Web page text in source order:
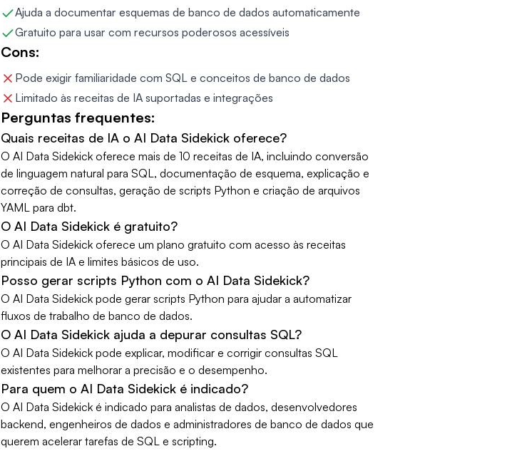
Ajuda a documentar esquemas de banco de dados automaticamente
Gratuito para usar com recursos poderosos acessíveis
Cons:
Pode exigir familiaridade com SQL e conceitos de banco de dados
Limitado às receitas de IA suportadas e integrações
Perguntas frequentes:
Quais receitas de IA o AI Data Sidekick oferece?
O AI Data Sidekick oferece mais de 10 receitas de IA, incluindo conversão
de linguagem natural para SQL, documentação de esquema, explicação e
correção de consultas, geração de scripts Python e criação de arquivos
YAML para dbt.
O AI Data Sidekick é gratuito?
O AI Data Sidekick oferece um plano gratuito com acesso às receitas
principais de IA e limites básicos de uso.
Posso gerar scripts Python com o AI Data Sidekick?
O AI Data Sidekick pode gerar scripts Python para ajudar a automatizar
fluxos de trabalho de banco de dados.
O AI Data Sidekick ajuda a depurar consultas SQL?
O AI Data Sidekick pode explicar, modificar e corrigir consultas SQL
existentes para melhorar a precisão e o desempenho.
Para quem o AI Data Sidekick é indicado?
O AI Data Sidekick é indicado para analistas de dados, desenvolvedores
backend, engenheiros de dados e administradores de banco de dados que
querem acelerar tarefas de SQL e scripting.